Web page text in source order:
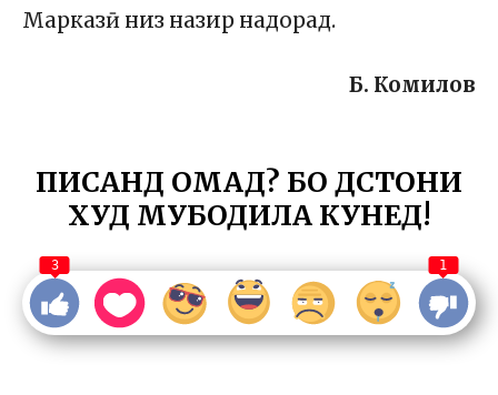
Марказӣ низ назир надорад.
Б. Комилов
ПИСАНД ОМАД? БО ДӮСТОНИ
ХУД МУБОДИЛА КУНЕД!
3 1